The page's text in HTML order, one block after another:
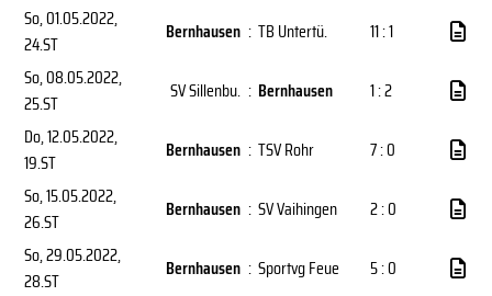
So, 01.05.2022,
24.ST
Bernhausen : TB Untertü.
11 : 1
So, 08.05.2022,
25.ST
SV Sillenbu. : Bernhausen
1 : 2
Do, 12.05.2022,
19.ST
Bernhausen : TSV Rohr
7 : 0
So, 15.05.2022,
26.ST
Bernhausen : SV Vaihingen
2 : 0
So, 29.05.2022,
28.ST
Bernhausen : Sportvg Feue
5 : 0